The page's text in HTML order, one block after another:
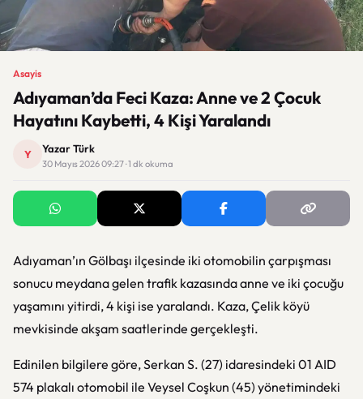
Asayis
Adıyaman’da Feci Kaza: Anne ve 2 Çocuk
Hayatını Kaybetti, 4 Kişi Yaralandı
Y Yazar Türk
30 Mayıs 2026 09:27 · 1 dk okuma
Adıyaman’ın Gölbaşı ilçesinde iki otomobilin çarpışması
sonucu meydana gelen trafik kazasında anne ve iki çocuğu
yaşamını yitirdi, 4 kişi ise yaralandı. Kaza, Çelik köyü
mevkisinde akşam saatlerinde gerçekleşti.
Edinilen bilgilere göre, Serkan S. (27) idaresindeki 01 AID
574 plakalı otomobil ile Veysel Coşkun (45) yönetimindeki